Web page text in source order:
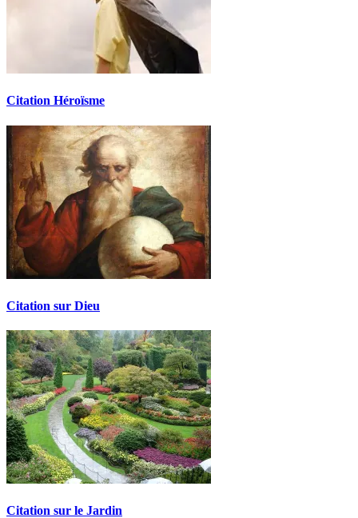
Citation Héroïsme
Citation sur Dieu
Citation sur le Jardin